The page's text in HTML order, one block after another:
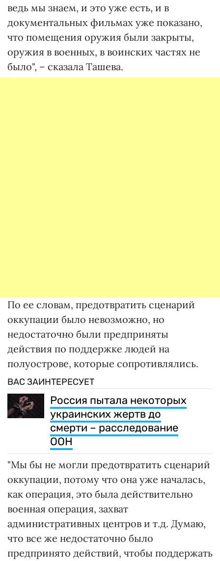
ведь мы знаем, и это уже есть, и в
документальных фильмах уже показано,
что помещения оружия были закрыты,
оружия в военных, в воинских частях не
было", – сказала Ташева.
По ее словам, предотвратить сценарий
оккупации было невозможно, но
недостаточно были предприняты
действия по поддержке людей на
полуострове, которые сопротивлялись.
ВАС ЗАИНТЕРЕСУЕТ
Россия пытала некоторых
украинских жертв до
смерти – расследование
ООН
"Мы бы не могли предотвратить сценарий
оккупации, потому что она уже началась,
как операция, это была действительно
военная операция, захват
административных центров и т.д. Думаю,
что все же недостаточно было
предпринято действий, чтобы поддержать